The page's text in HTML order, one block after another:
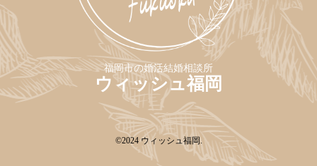
福岡市の婚活結婚相談所
ウィッシュ福岡
©2024ウィッシュ福岡.